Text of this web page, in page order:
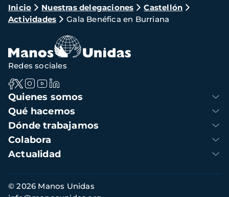
Ruta
de
navegación
Inicio Nuestras delegaciones
Castellón
Actividades
Gala Benéfica en Burriana
Navegación
principal
Quienes somos
Qué hacemos
Dónde trabajamos
Colabora
Actualidad
Redes sociales
Información
de
© 2026 Manos Unidas